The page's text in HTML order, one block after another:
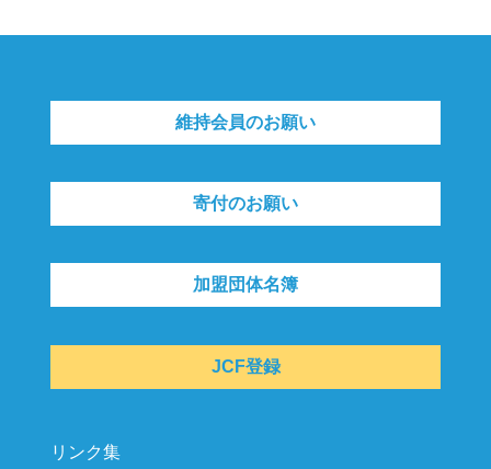
維持会員のお願い
寄付のお願い
加盟団体名簿
JCF登録
リンク集